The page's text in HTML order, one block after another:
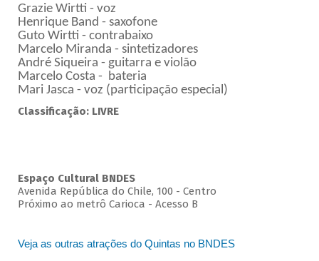
Grazie Wirtti - voz
Henrique Band - saxofone
Guto Wirtti - contrabaixo
Marcelo Miranda - sintetizadores
André Siqueira - guitarra e violão
Marcelo Costa - bateria
Mari Jasca - voz (participação especial)
Classificação: LIVRE
Espaço Cultural BNDES
Avenida República do Chile, 100 - Centro
Próximo ao metrô Carioca - Acesso B
Veja as outras atrações do Quintas no BNDES